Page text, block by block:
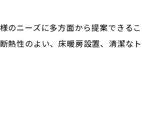
のニーズに多方面から提案できるこ
熱性のよい、床暖房設置、清潔なト